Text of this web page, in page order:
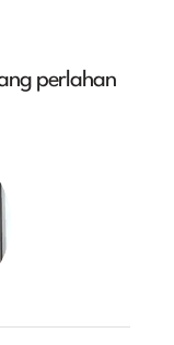
perlahan